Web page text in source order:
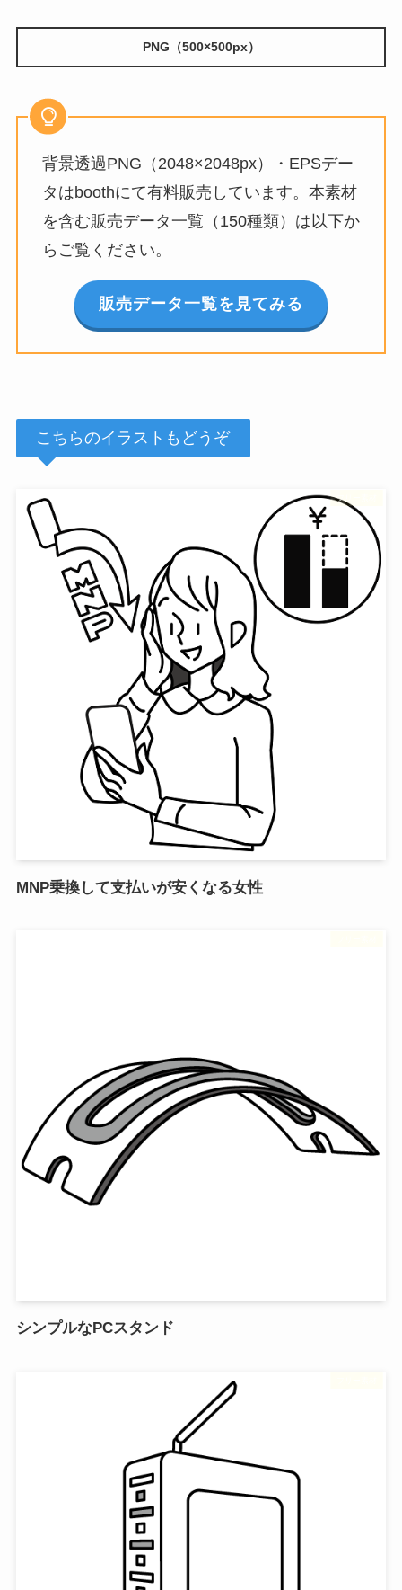
PNG（500×500px）
背景透過PNG（2048×2048px）・EPSデー
タはboothにて有料販売しています。本素材
を含む販売データ一覧（150種類）は以下か
らご覧ください。
販売データ一覧を見てみる
こちらのイラストもどうぞ
フリー素材
MNP乗換して支払いが安くなる女性
シンプルなPCスタンド